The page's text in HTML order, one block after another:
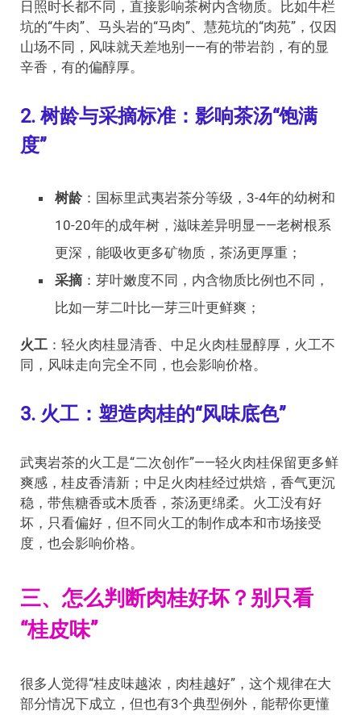
日照时长都不同，直接影响茶树内含物质。比如牛栏
坑的“牛肉”、马头岩的“马肉”、慧苑坑的“肉苑”，仅因
山场不同，风味就天差地别——有的带岩韵，有的显
辛香，有的偏醇厚。
2. 树龄与采摘标准：影响茶汤“饱满
度”
树龄 ：国标里武夷岩茶分等级，3-4年的幼树和
10-20年的成年树，滋味差异明显——老树根系
更深，能吸收更多矿物质，茶汤更厚重；
采摘 ：芽叶嫩度不同，内含物质比例也不同，
比如一芽二叶比一芽三叶更鲜爽；
火工 ：轻火肉桂显清香、中足火肉桂显醇厚，火工不
同，风味走向完全不同，也会影响价格。
3. 火工：塑造肉桂的“风味底色”
武夷岩茶的火工是“二次创作”——轻火肉桂保留更多鲜
爽感，桂皮香清新；中足火肉桂经过烘焙，香气更沉
稳，带焦糖香或木质香，茶汤更绵柔。火工没有好
坏，只看偏好，但不同火工的制作成本和市场接受
度，也会影响价格。
三、怎么判断肉桂好坏？别只看
“桂皮味”
很多人觉得“桂皮味越浓，肉桂越好”，这个规律在大
部分情况下成立，但也有3个典型例外，能帮你更懂